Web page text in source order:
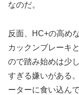
なのだ。
反面、HC+の高め
カックンブレーキ
ので踏み始めは少
すぎる嫌いがある
ーターに食い込ん